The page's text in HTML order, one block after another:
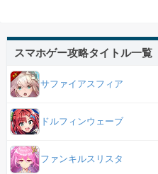
スマホゲー攻略タイトル一覧
サファイアスフィア
ドルフィンウェーブ
ファンキルスリスタ